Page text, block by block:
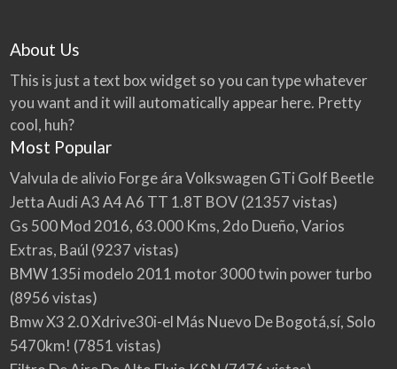
About Us
This is just a text box widget so you can type whatever
you want and it will automatically appear here. Pretty
cool, huh?
Most Popular
Valvula de alivio Forge ára Volkswagen GTi Golf Beetle
Jetta Audi A3 A4 A6 TT 1.8T BOV(21357 vistas)
Gs 500 Mod 2016, 63.000 Kms, 2do Dueño, Varios
Extras, Baúl (9237 vistas)
BMW 135i modelo 2011 motor 3000 twin power turbo
(8956 vistas)
Bmw X3 2.0 Xdrive30i-el Más Nuevo De Bogotá,sí, Solo
5470km! (7851 vistas)